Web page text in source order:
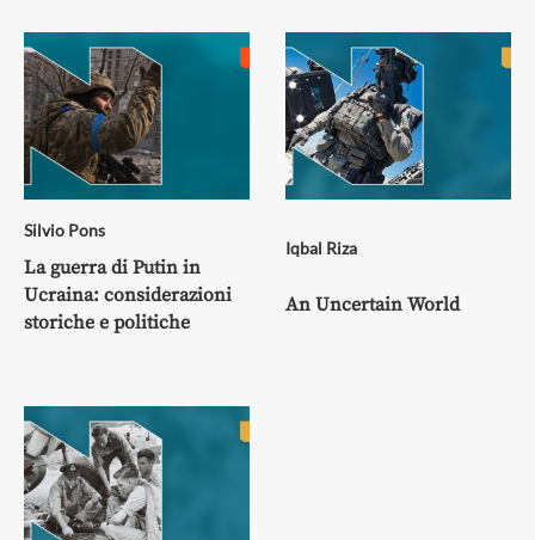
Silvio Pons
La guerra di Putin in
Ucraina: considerazioni
storiche e politiche
Iqbal Riza
An Uncertain World